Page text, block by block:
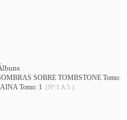
SOBRE TOMBSTONE Tomo:
Tomo: 1 (Nº 1 A 5 )